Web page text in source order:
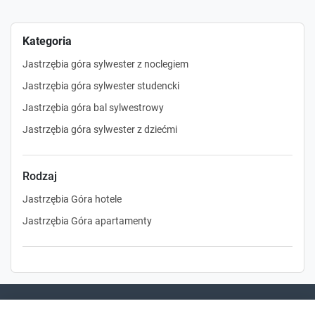
Kategoria
Jastrzębia góra sylwester z noclegiem
Jastrzębia góra sylwester studencki
Jastrzębia góra bal sylwestrowy
Jastrzębia góra sylwester z dziećmi
Rodzaj
Jastrzębia Góra hotele
Jastrzębia Góra apartamenty